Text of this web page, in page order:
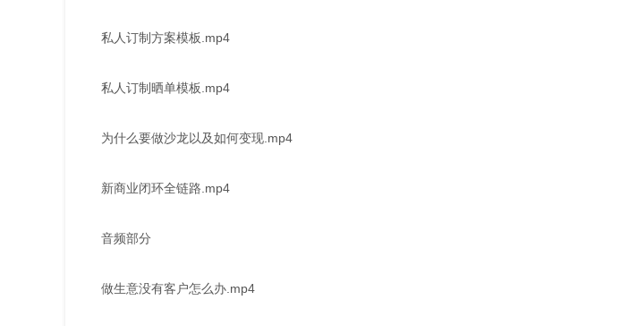
私人订制方案模板.mp4
私人订制晒单模板.mp4
为什么要做沙龙以及如何变现.mp4
新商业闭环全链路.mp4
音频部分
做生意没有客户怎么办.mp4